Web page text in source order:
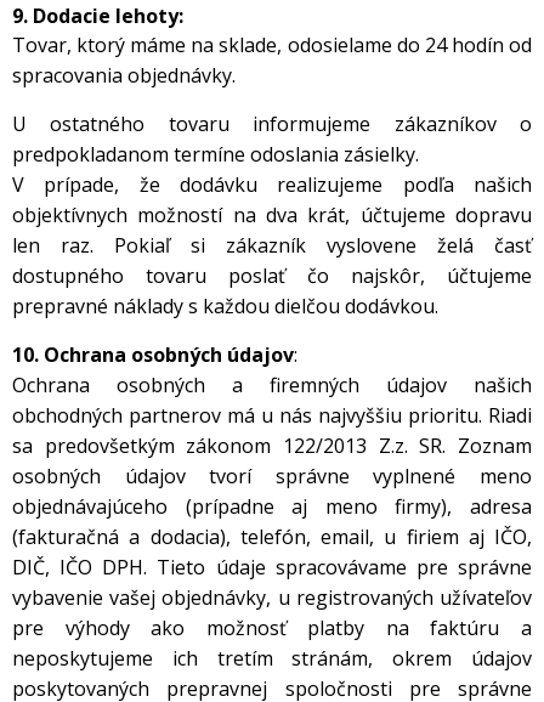
9. Dodacie lehoty:
Tovar, ktorý máme na sklade, odosielame do 24 hodín od
spracovania objednávky.
U ostatného tovaru informujeme zákazníkov o
predpokladanom termíne odoslania zásielky.
V prípade, že dodávku realizujeme podľa našich
objektívnych možností na dva krát, účtujeme dopravu
len raz. Pokiaľ si zákazník vyslovene želá časť
dostupného tovaru poslať čo najskôr, účtujeme
prepravné náklady s každou dielčou dodávkou.
10. Ochrana osobných údajov:
Ochrana osobných a firemných údajov našich
obchodných partnerov má u nás najvyššiu prioritu. Riadi
sa predovšetkým zákonom 122/2013 Z.z. SR. Zoznam
osobných údajov tvorí správne vyplnené meno
objednávajúceho (prípadne aj meno firmy), adresa
(fakturačná a dodacia), telefón, email, u firiem aj IČO,
DIČ, IČO DPH. Tieto údaje spracovávame pre správne
vybavenie vašej objednávky, u registrovaných užívateľov
pre výhody ako možnosť platby na faktúru a
neposkytujeme ich tretím stránám, okrem údajov
poskytovaných prepravnej spoločnosti pre správne